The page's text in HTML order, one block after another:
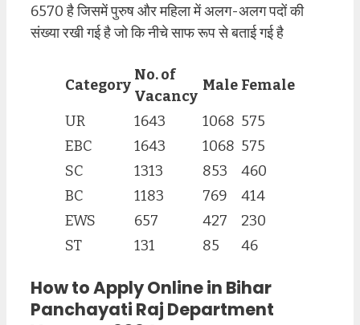
6570 है जिसमें पुरुष और महिला में अलग-अलग पदों की
संख्या रखी गई है जो कि नीचे साफ रूप से बताई गई है
Category
No. of
Vacancy
Male Female
UR 1643 1068 575
EBC
1643 1068 575
SC
1313 853
460
BC
1183 769
414
EWS
657 427
230
ST
131 85 46
How to Apply Online in Bihar
Panchayati Raj Department